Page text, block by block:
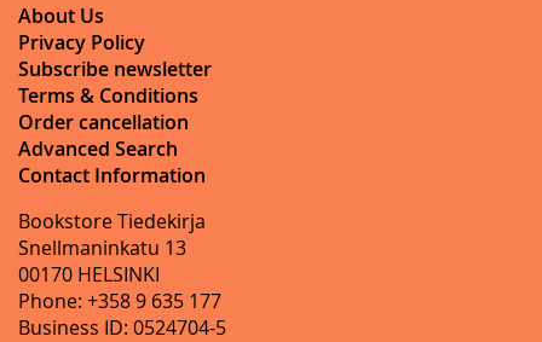
About Us
Privacy Policy
Subscribe newsletter
Terms & Conditions
Order cancellation
Advanced Search
Contact Information
Bookstore Tiedekirja
Snellmaninkatu 13
00170 HELSINKI
Phone: +358 9 635 177
Business ID: 0524704-5